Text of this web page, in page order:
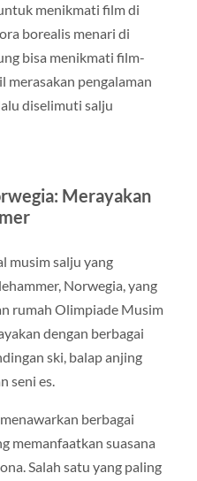
menikmati film di
borealis menari di
bisa menikmati film-
pengalaman
diselimuti salju
Merayakan
musim salju yang
Norwegia, yang
rumah Olimpiade Musim
dengan berbagai
ski, balap anjing
seni es.
berbagai
memanfaatkan suasana
Salah satu yang paling